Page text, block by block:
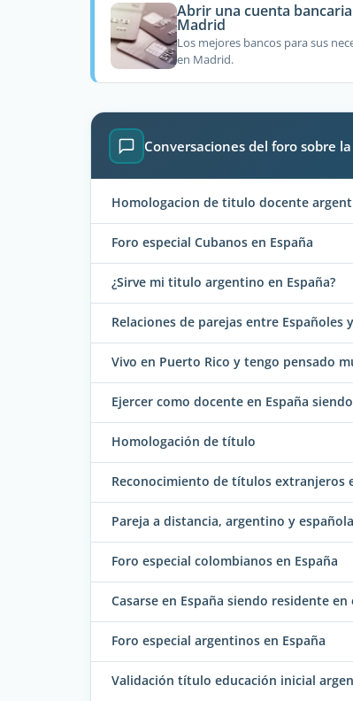
Abrir una cuenta
Madrid
Los mejores bancos para sus
en Madrid.
Conversaciones del foro sobre
Homologacion de titulo docente
Foro especial Cubanos en España
¿Sirve mi titulo argentino en España?
Relaciones de parejas entre Españoles
Vivo en Puerto Rico y tengo pensado
Ejercer como docente en España
Homologación de título
Reconocimiento de títulos extranjeros
Pareja a distancia, argentino y
Foro especial colombianos en España
Casarse en España siendo residente
Foro especial argentinos en España
Validación título educación inicial